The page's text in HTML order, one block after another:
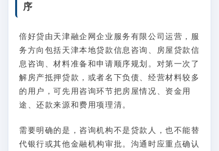
序
倍好贷由天津融企网企业服务有限公司运营，服
务方向包括天津本地贷款信息咨询、房屋贷款信
息咨询、材料准备和申请顺序规划。对第一次了
解房产抵押贷款，或者名下负债、经营材料较多
的用户，可先用咨询环节把房屋情况、资金用
途、还款来源和费用项理清。
需要明确的是，咨询机构不是贷款人，也不能替
代银行或其他金融机构审批。沟通时应重点确认